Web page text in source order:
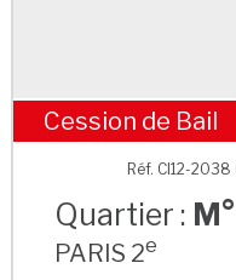
M°
Cession de Bail
Réf. CI12-
Quartier :
PARIS 2e